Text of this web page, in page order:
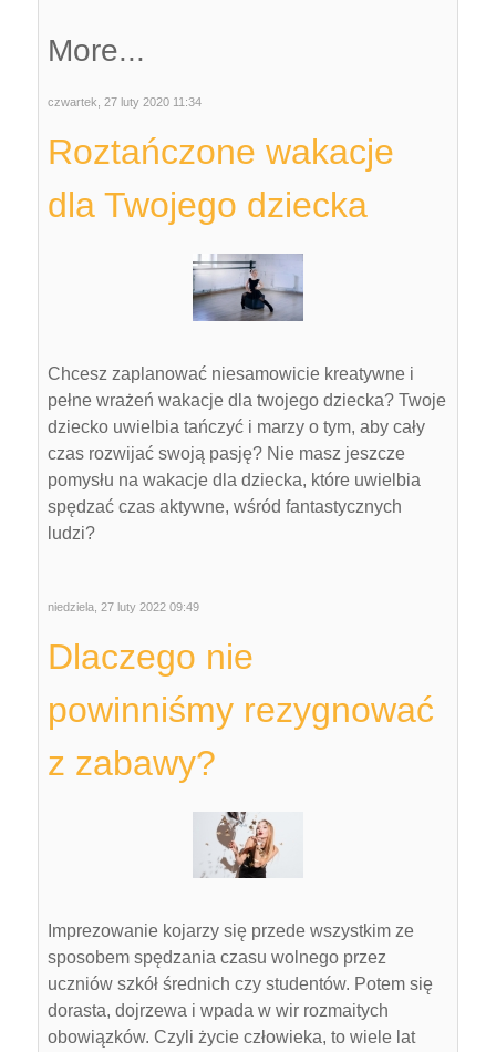
More...
czwartek, 27 luty 2020 11:34
Roztańczone wakacje
dla Twojego dziecka
Chcesz zaplanować niesamowicie kreatywne i
pełne wrażeń wakacje dla twojego dziecka? Twoje
dziecko uwielbia tańczyć i marzy o tym, aby cały
czas rozwijać swoją pasję? Nie masz jeszcze
pomysłu na wakacje dla dziecka, które uwielbia
spędzać czas aktywne, wśród fantastycznych
ludzi?
niedziela, 27 luty 2022 09:49
Dlaczego nie
powinniśmy rezygnować
z zabawy?
Imprezowanie kojarzy się przede wszystkim ze
sposobem spędzania czasu wolnego przez
uczniów szkół średnich czy studentów. Potem się
dorasta, dojrzewa i wpada w wir rozmaitych
obowiązków. Czyli życie człowieka, to wiele lat